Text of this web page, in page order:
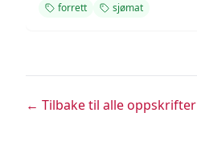
forrett sjømat
← Tilbake til alle oppskrifter